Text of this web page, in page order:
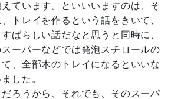
ています。といいいますのは、そ
トレイを作るという話をきいて、
ばらしい話だなと思うと同時に、
ーパーなどでは発泡スチロールの
て、全部木のトレイになるといいな
した。
ろうから、それでも、そのスーパ